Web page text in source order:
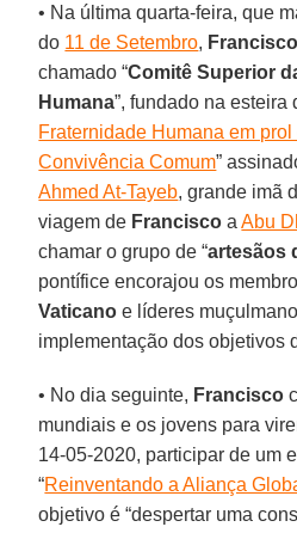
• Na última quarta-feira, que
do 11 de Setembro, Francisco
chamado “Comitê Superior
Humana”, fundado na esteira
Fraternidade Humana em
Convivência Comum”
Ahmed At-Tayeb, grande imã
viagem de Francisco aAbu
chamar o grupo de “artesãos
pontífice encorajou os
Vaticano e líderes
implementação dos objetivos
• No dia seguinte, Francisco
mundiais e os jovens para
14-05-2020, participar de um
“Reinventando a Aliança
objetivo é “despertar uma